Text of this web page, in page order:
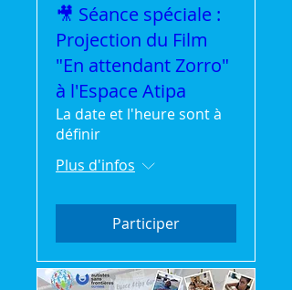
🎥 Séance spéciale :
Projection du Film
"En attendant Zorro"
à l'Espace Atipa
La date et l'heure sont à
définir
Plus d'infos
Participer